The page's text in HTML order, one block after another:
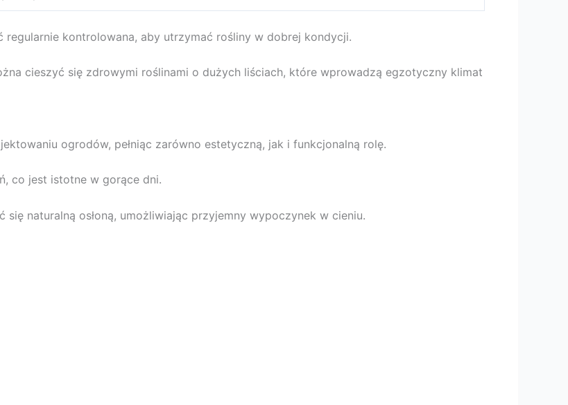
kontrolowana, aby utrzymać rośliny w dobrej kondycji.
cieszyć się zdrowymi roślinami o dużych liściach, które wprowadzą egzotyczny klimat
ogrodów, pełniąc zarówno estetyczną, jak i funkcjonalną rolę.
co jest istotne w gorące dni.
naturalną osłoną, umożliwiając przyjemny wypoczynek w cieniu.